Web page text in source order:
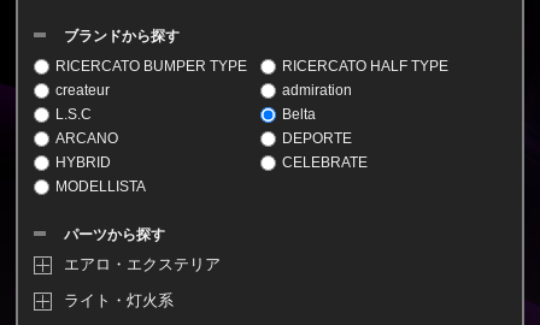
ブランドから探す
RICERCATO BUMPER TYPE
RICERCATO HALF TYPE
createur
admiration
L.S.C
Belta
ARCANO
DEPORTE
HYBRID
CELEBRATE
MODELLISTA
パーツから探す
エアロ・エクステリア
ライト・灯火系